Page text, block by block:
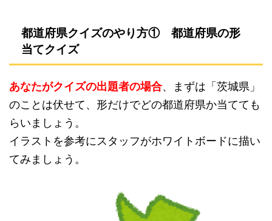
都道府県クイズのやり方① 都道府県の形
当てクイズ
あなたがクイズの出題者の場合、まずは「茨城県」
のことは伏せて、形だけでどの都道府県か当てても
らいましょう。
イラストを参考にスタッフがホワイトボードに描い
てみましょう。